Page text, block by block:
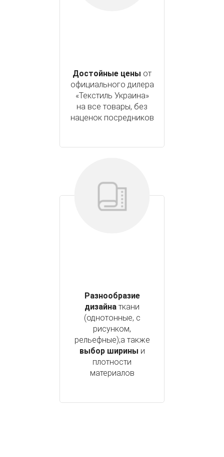
Достойные цены от
официального дилера
«Текстиль Украина»
на все товары, без
наценок посредников
Разнообразие
дизайна ткани
(однотонные, с
рисунком,
рельефные);а также
выбор ширины и
плотности
материалов